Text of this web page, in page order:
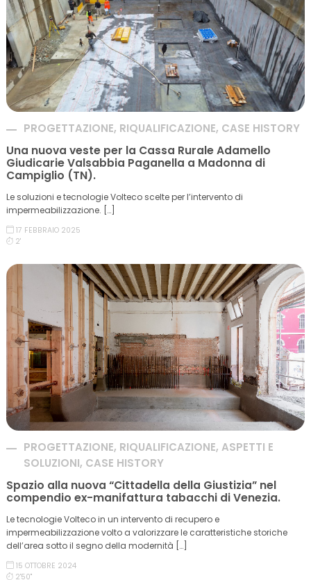
PROGETTAZIONE, RIQUALIFICAZIONE, CASE HISTORY
Una nuova veste per la Cassa Rurale Adamello
Giudicarie Valsabbia Paganella a Madonna di
Campiglio (TN).
Le soluzioni e tecnologie Volteco scelte per l’intervento di
impermeabilizzazione. […]
17 FEBBRAIO 2025
2'
PROGETTAZIONE, RIQUALIFICAZIONE, ASPETTI E
SOLUZIONI, CASE HISTORY
Spazio alla nuova “Cittadella della Giustizia” nel
compendio ex-manifattura tabacchi di Venezia.
Le tecnologie Volteco in un intervento di recupero e
impermeabilizzazione volto a valorizzare le caratteristiche storiche
dell’area sotto il segno della modernità […]
15 OTTOBRE 2024
2'50''